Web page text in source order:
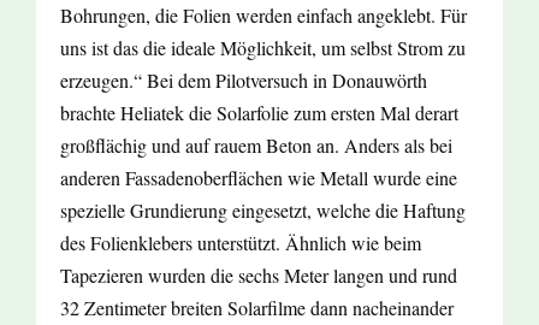
Bohrungen, die Folien werden einfach angeklebt. Für
uns ist das die ideale Möglichkeit, um selbst Strom zu
erzeugen.“ Bei dem Pilotversuch in Donauwörth
brachte Heliatek die Solarfolie zum ersten Mal derart
großflächig und auf rauem Beton an. Anders als bei
anderen Fassadenoberflächen wie Metall wurde eine
spezielle Grundierung eingesetzt, welche die Haftung
des Folienklebers unterstützt. Ähnlich wie beim
Tapezieren wurden die sechs Meter langen und rund
32 Zentimeter breiten Solarfilme dann nacheinander